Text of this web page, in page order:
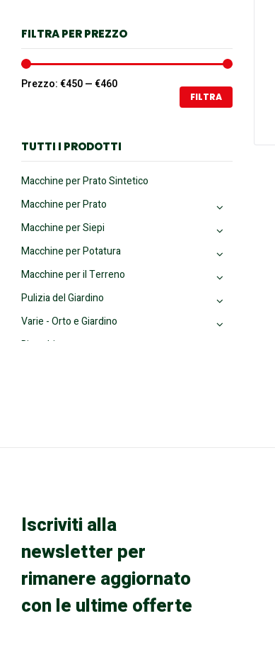
Prodotti MADE IN ITALY
Pulizia del Giardino
Ricambi
Varie - Orto e Giardino
Video Macchine al Lavoro
Video Montaggio
FILTRA PER PREZZO
FILTRA
Prezzo:€450—€460
TUTTI I PRODOTTI
Macchine per Prato Sintetico
Macchine per Prato
Macchine per Siepi
Macchine per Potatura
Macchine per il Terreno
Pulizia del Giardino
Varie - Orto e Giardino
Ricambi
Iscriviti alla
newsletter per
rimanere aggiornato
con le ultime offerte